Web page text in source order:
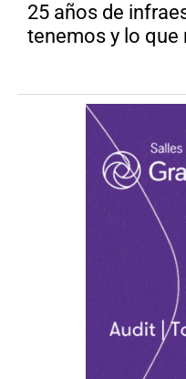
25 años de
tenemos y lo